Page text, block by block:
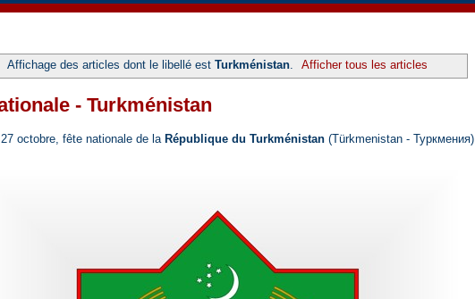
Affichage des articles dont le libellé est Turkménistan. Afficher tous les articles
- Turkménistan
octobre, fête nationale de la République du Turkménistan (Türkmenistan - Туркмения).